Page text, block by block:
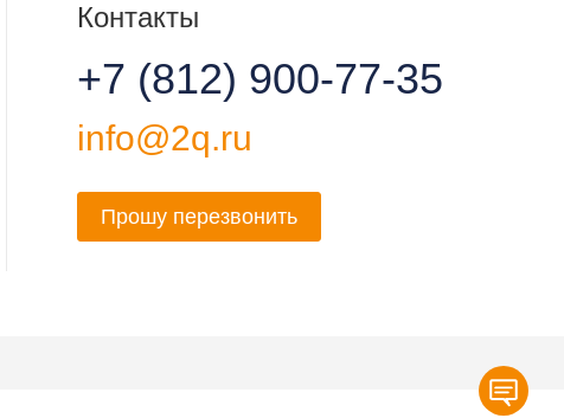
Контакты
+7 (812) 900-77-35
info@2q.ru
Прошу перезвонить